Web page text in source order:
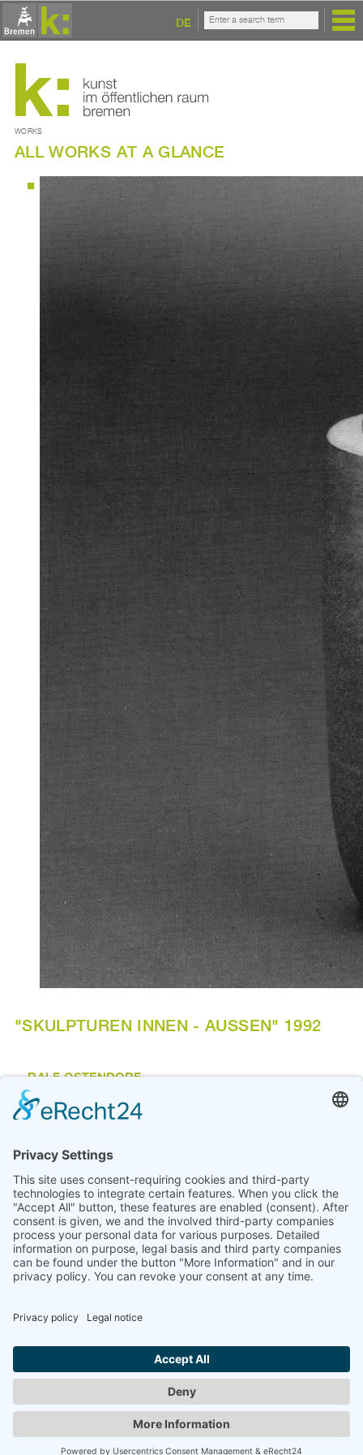
DE
WORKS
ALL WORKS AT A GLANCE
"SKULPTUREN INNEN - AUSSEN" 1992
RALF OSTENDORF
"Gefäß schwarz / blau" Steinzeug 1230 Ã‚Â°C
(Hochschule für Künste Bremen) Skulpturen und Objekte
in verschiedenen Klinikgebäuden auf dem Gelände des
ehemaligen Zentralkrankenhauses St.-Jürgen-Straße
(heute: Klinikum Bremen-Mitte) und im dazugehörigen Park
aus.
Beteiligt waren: Frauke Alber, Jörg Bussmann, Ilja
Daubenspeck, Gisela Eufe, Christoph Fischer, Ulrike
Rissler, Reinhard Rosel, Ute Safrin, Stefan Saxen, Martin
Schuler, Mareike Seegers, Ingo Vetter, Silvia Siemes
© 2008-2026 Senator für Kultur Bremen